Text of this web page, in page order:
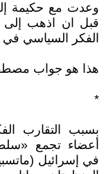
وعدت مع حكيمة
الفكر السياسي في
هذا هو جواب
*
بسبب التقارب
أعضاء تجمع